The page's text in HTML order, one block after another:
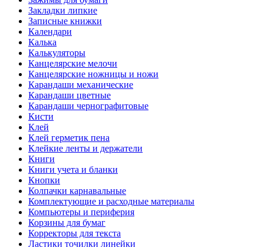
Закладки липкие
Записные книжки
Календари
Калька
Калькуляторы
Канцелярские мелочи
Канцелярские ножницы и ножи
Карандаши механические
Карандаши цветные
Карандаши чернографитовые
Кисти
Клей
Клей герметик пена
Клейкие ленты и держатели
Книги
Книги учета и бланки
Кнопки
Колпачки карнавальные
Комплектующие и расходные материалы
Компьютеры и периферия
Корзины для бумаг
Корректоры для текста
Ластики точилки линейки